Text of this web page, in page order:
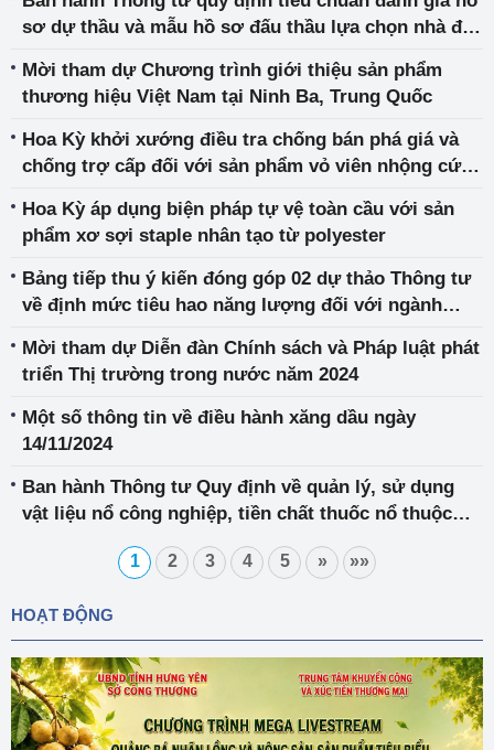
sơ dự thầu và mẫu hồ sơ đấu thầu lựa chọn nhà đầu
Mời tham dự Chương trình giới thiệu sản phẩm
thương hiệu Việt Nam tại Ninh Ba, Trung Quốc
Hoa Kỳ khởi xướng điều tra chống bán phá giá và
chống trợ cấp đối với sản phẩm vỏ viên nhộng cứng
Hoa Kỳ áp dụng biện pháp tự vệ toàn cầu với sản
phẩm xơ sợi staple nhân tạo từ polyester
Bảng tiếp thu ý kiến đóng góp 02 dự thảo Thông tư
về định mức tiêu hao năng lượng đối với ngành
ngành nhựa
Mời tham dự Diễn đàn Chính sách và Pháp luật phát
triển Thị trường trong nước năm 2024
Một số thông tin về điều hành xăng dầu ngày
14/11/2024
Ban hành Thông tư Quy định về quản lý, sử dụng
vật liệu nổ công nghiệp, tiền chất thuốc nổ thuộc
1 2 3 4 5 » »»
HOẠT ĐỘNG